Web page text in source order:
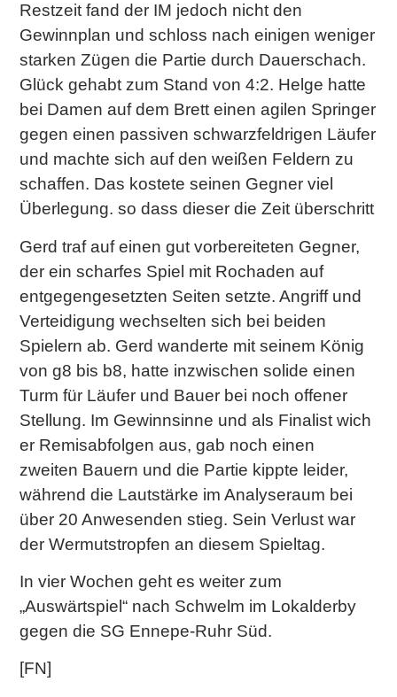
Restzeit fand der IM jedoch nicht den
Gewinnplan und schloss nach einigen weniger
starken Zügen die Partie durch Dauerschach.
Glück gehabt zum Stand von 4:2. Helge hatte
bei Damen auf dem Brett einen agilen Springer
gegen einen passiven schwarzfeldrigen Läufer
und machte sich auf den weißen Feldern zu
schaffen. Das kostete seinen Gegner viel
Überlegung. so dass dieser die Zeit überschritt
Gerd traf auf einen gut vorbereiteten Gegner,
der ein scharfes Spiel mit Rochaden auf
entgegengesetzten Seiten setzte. Angriff und
Verteidigung wechselten sich bei beiden
Spielern ab. Gerd wanderte mit seinem König
von g8 bis b8, hatte inzwischen solide einen
Turm für Läufer und Bauer bei noch offener
Stellung. Im Gewinnsinne und als Finalist wich
er Remisabfolgen aus, gab noch einen
zweiten Bauern und die Partie kippte leider,
während die Lautstärke im Analyseraum bei
über 20 Anwesenden stieg. Sein Verlust war
der Wermutstropfen an diesem Spieltag.
In vier Wochen geht es weiter zum
„Auswärtspiel“ nach Schwelm im Lokalderby
gegen die SG Ennepe-Ruhr Süd.
[FN]